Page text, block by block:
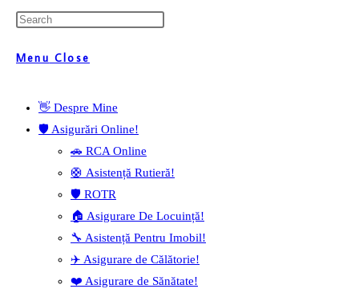
Menu Close
👋 Despre Mine
🛡️ Asigurări Online!
🚗 RCA Online
🛟 Asistență Rutieră!
🛡️ ROTR
🏠 Asigurare De Locuință!
🔧 Asistență Pentru Imobil!
✈️ Asigurare de Călătorie!
❤️ Asigurare de Sănătate!